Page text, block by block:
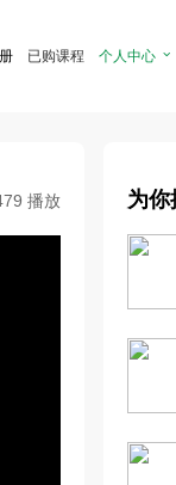
已购课程 个人中心 
播放 为你